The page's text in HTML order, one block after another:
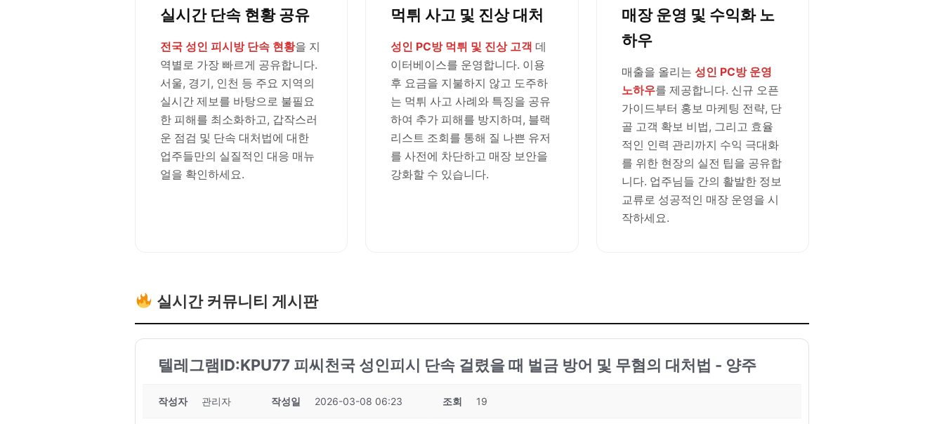
실시간 단속 현황 공유
전국 성인 피시방 단속 현황을 지
역별로 가장 빠르게 공유합니다.
서울, 경기, 인천 등 주요 지역의
실시간 제보를 바탕으로 불필요
한 피해를 최소화하고, 갑작스러
운 점검 및 단속 대처법에 대한
업주들만의 실질적인 대응 매뉴
얼을 확인하세요.
먹튀 사고 및 진상 대처
성인 PC방 먹튀 및 진상 고객 데
이터베이스를 운영합니다. 이용
후 요금을 지불하지 않고 도주하
는 먹튀 사고 사례와 특징을 공유
하여 추가 피해를 방지하며, 블랙
리스트 조회를 통해 질 나쁜 유저
를 사전에 차단하고 매장 보안을
강화할 수 있습니다.
매장 운영 및 수익화 노
하우
매출을 올리는 성인 PC방 운영
노하우를 제공합니다. 신규 오픈
가이드부터 홍보 마케팅 전략, 단
골 고객 확보 비법, 그리고 효율
적인 인력 관리까지 수익 극대화
를 위한 현장의 실전 팁을 공유합
니다. 업주님들 간의 활발한 정보
교류로 성공적인 매장 운영을 시
작하세요.
실시간 커뮤니티 게시판
텔레그램ID:KPU77 피씨천국 성인피시 단속 걸렸을 때 벌금 방어 및 무혐의 대처법 - 양주
작성자 관리자 작성일 2026-03-08 06:23 조회 19